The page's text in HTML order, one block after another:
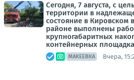
Сегодня, 7 августа, с
территории в
состояние в Кировском
районе выполнены
крупногабаритных
контейнерных
МАКЕЕВКА Вчера,